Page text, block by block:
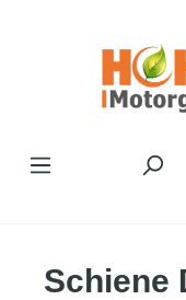
Schiene